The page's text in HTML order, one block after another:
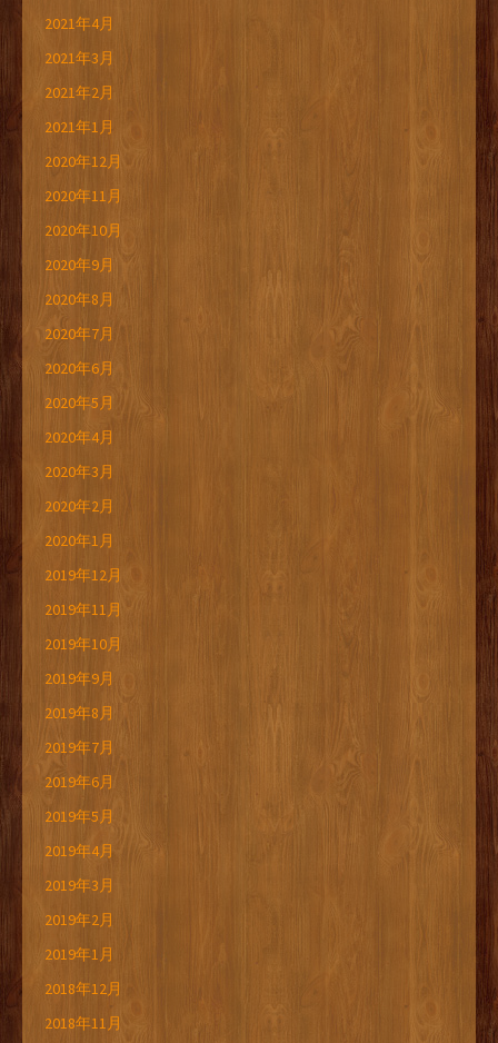
2021年4月
2021年3月
2021年2月
2021年1月
2020年12月
2020年11月
2020年10月
2020年9月
2020年8月
2020年7月
2020年6月
2020年5月
2020年4月
2020年3月
2020年2月
2020年1月
2019年12月
2019年11月
2019年10月
2019年9月
2019年8月
2019年7月
2019年6月
2019年5月
2019年4月
2019年3月
2019年2月
2019年1月
2018年12月
2018年11月